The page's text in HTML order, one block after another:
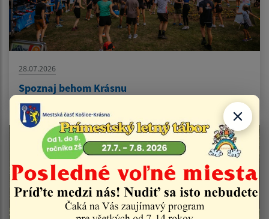
28.07.2026
Spoznaj behom Krásnu